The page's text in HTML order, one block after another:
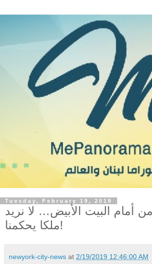
Tuesday, February 19, 2019
أمام البيت الأبيض… لا نريد
ملكا يحكمنا!
newyork-city-news at 2/19/2019 12:46:00 AM